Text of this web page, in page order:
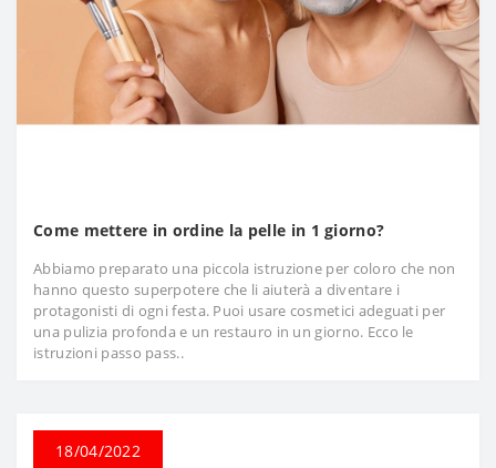
Come mettere in ordine la pelle in 1 giorno?
Abbiamo preparato una piccola istruzione per coloro che non
hanno questo superpotere che li aiuterà a diventare i
protagonisti di ogni festa. Puoi usare cosmetici adeguati per
una pulizia profonda e un restauro in un giorno. Ecco le
istruzioni passo pass..
18/04/2022